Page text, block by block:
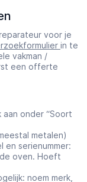
voor je
in te
vakman /
een offerte
onder “Soort
metalen)
serienummer:
oven. Hoeft
noem merk,